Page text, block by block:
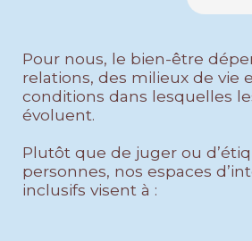
Pour nous, le bien-être
relations, des milieux de vie
conditions dans lesquelles
évoluent.
Plutôt que de juger ou
personnes, nos espaces
inclusifs visent à :